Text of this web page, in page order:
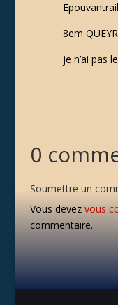
Epouvantrail
8em
je n’ai pas
0
Soumettre un
Vous devez vous
commentaire.